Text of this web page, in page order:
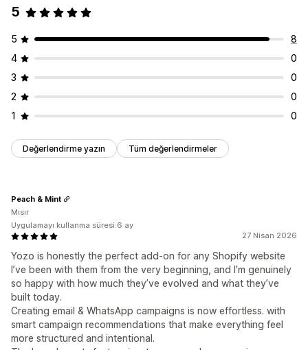
5
5
8
4
0
3
0
2
0
1
0
Değerlendirme yazın Tüm değerlendirmeler
27 Nisan 2026
Yozo is honestly the perfect add-on for any Shopify website
I’ve been with them from the very beginning, and I’m genuinely
so happy with how much they’ve evolved and what they’ve
built today.
Creating email & WhatsApp campaigns is now effortless. with
smart campaign recommendations that make everything feel
more structured and intentional.
Peach & Mint
Mısır
Uygulamayı kullanma süresi:6 ay